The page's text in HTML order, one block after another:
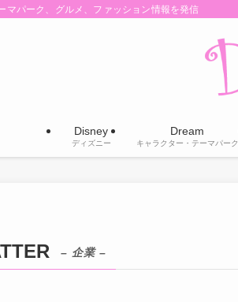
マパーク、グルメ、ファッション情報を発信
Disney
ディズニー
Dream
キャラクター・テーマパーク
– 企業 –